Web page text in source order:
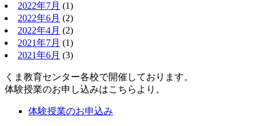
2022年7月 (1)
2022年6月 (2)
2022年4月 (2)
2021年7月 (1)
2021年6月 (3)
くま教育センター各校で開催しております。
体験授業のお申し込みはこちらより。
体験授業のお申込み